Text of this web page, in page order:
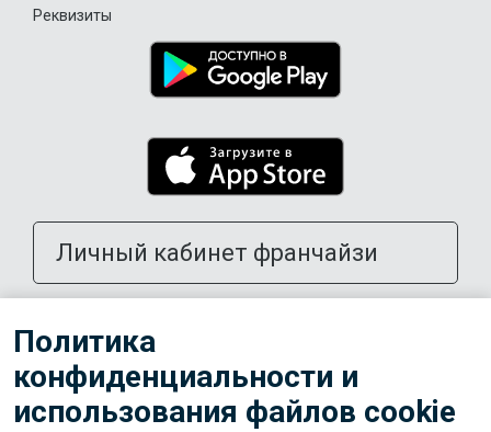
Реквизиты
Личный кабинет франчайзи
Тренерам
Политика
конфиденциальности и
использования файлов cookie